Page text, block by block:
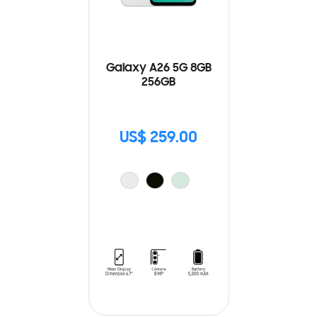
Galaxy A26 5G 8GB
256GB
US$ 259.00